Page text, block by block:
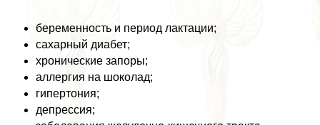
беременность и период лактации;
сахарный диабет;
хронические запоры;
аллергия на шоколад;
гипертония;
депрессия;